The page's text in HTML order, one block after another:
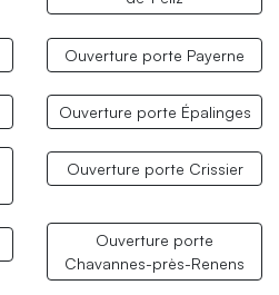
Ouverture porte Payerne
Ouverture porte Épalinges
Ouverture porte Crissier
Ouverture porte
Chavannes-près-Renens